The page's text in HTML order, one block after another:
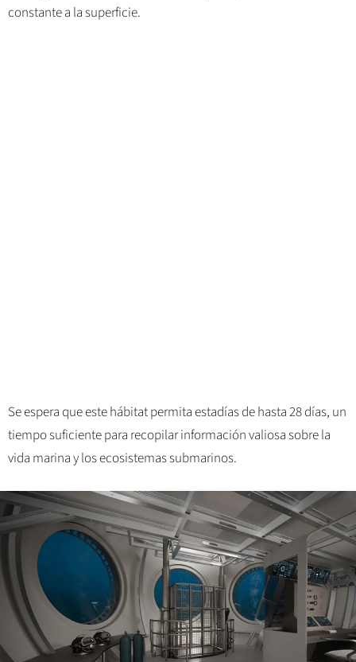
constante a la superficie.
Se espera que este hábitat permita estadías de hasta 28 días, un
tiempo suficiente para recopilar información valiosa sobre la
vida marina y los ecosistemas submarinos.